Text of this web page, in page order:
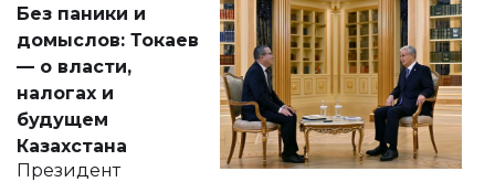
Без паники и
домыслов: Токаев
— о власти,
налогах и
будущем
Казахстана
Президент